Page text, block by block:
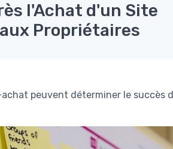
l'Achat d'un Site
Propriétaires
peuvent déterminer le succès